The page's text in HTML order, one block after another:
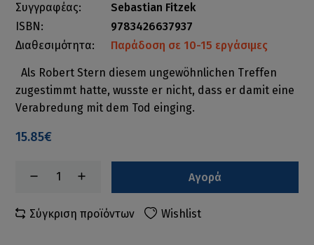
Συγγραφέας:
Sebastian Fitzek
ISBN:
9783426637937
Διαθεσιμότητα:
Παράδοση σε 10-15 εργάσιμες
Als Robert Stern diesem ungewöhnlichen Treffen
zugestimmt hatte, wusste er nicht, dass er damit eine
Verabredung mit dem Tod einging.
15.85€
Αγορά
Σύγκριση προϊόντων Wishlist